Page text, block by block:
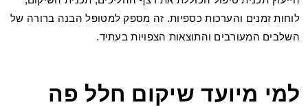
לוחות זמנים והערכות כספיות. זה מספק למטופל הבנה ברורה של
השלבים המעורבים והתוצאות הצפויות בעתיד.
למי מיועד שיקום חלל פה